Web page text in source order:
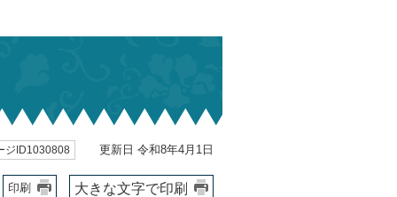
ジID1030808 更新日 令和8年4月1日
印刷 大きな文字で印刷